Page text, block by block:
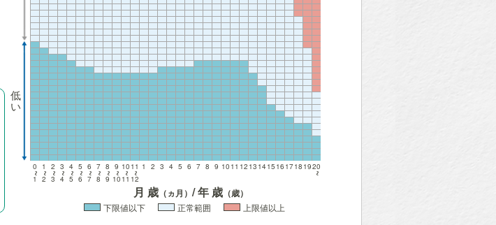
低
い
0
~
1
1
~
2
2
~
3
3
~
4
4
~
5
5
~
6
6
~
7
7
~
8
8
~
9
9
~
10
10
~
11
11
~
12
1 2 3 4 5 6 7 8 9 10 11 12 13 1415 16 1718 1920
~
月 歳 （ヵ月） / 年 歳 （歳）
下限値以下 正常範囲
上限値以上